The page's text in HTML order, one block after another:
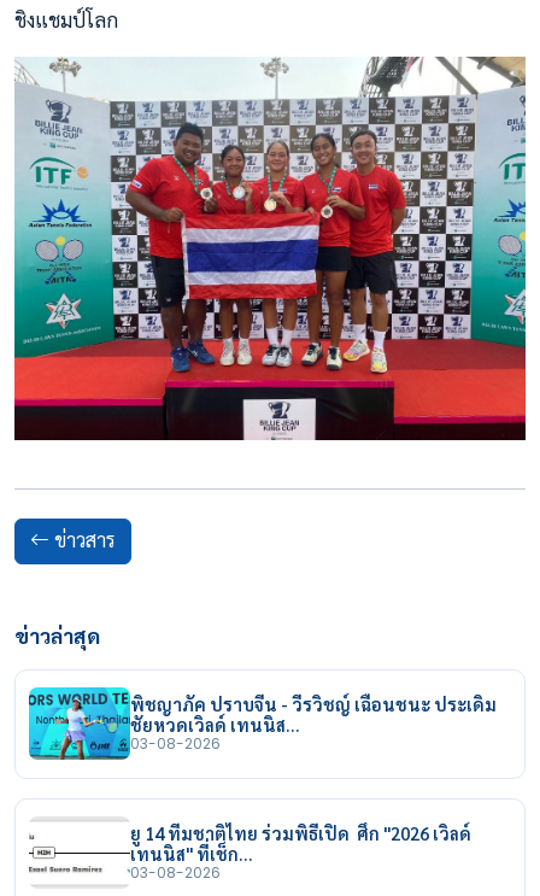
ชิงแชมป์โลก
ข่าวสาร
ข่าวล่าสุด
พิชญาภัค ปราบจีน - วีรวิชญ์ เฉือนชนะ ประเดิม
ชัยหวดเวิลด์ เทนนิส…
03-08-2026
ยู 14 ทีมชาติไทย ร่วมพิธีเปิด ศึก "2026 เวิลด์
เทนนิส" ที่เช็ก…
03-08-2026